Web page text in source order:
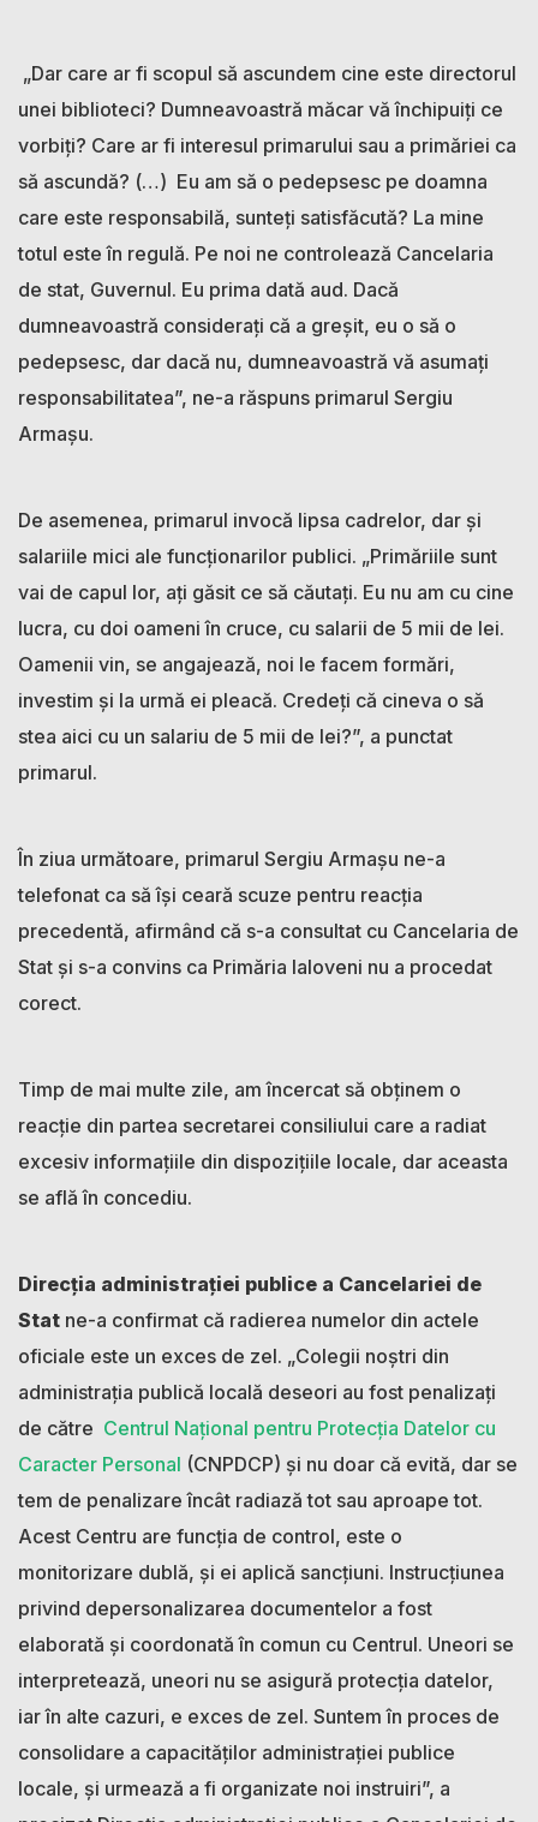
„Dar care ar fi scopul să ascundem cine este directorul
unei biblioteci? Dumneavoastră măcar vă închipuiți ce
vorbiți? Care ar fi interesul primarului sau a primăriei ca
să ascundă? (…) Eu am să o pedepsesc pe doamna
care este responsabilă, sunteți satisfăcută? La mine
totul este în regulă. Pe noi ne controlează Cancelaria
de stat, Guvernul. Eu prima dată aud. Dacă
dumneavoastră considerați că a greșit, eu o să o
pedepsesc, dar dacă nu, dumneavoastră vă asumați
responsabilitatea”, ne-a răspuns primarul Sergiu
Armașu.
De asemenea, primarul invocă lipsa cadrelor, dar și
salariile mici ale funcționarilor publici. „Primăriile sunt
vai de capul lor, ați găsit ce să căutați. Eu nu am cu cine
lucra, cu doi oameni în cruce, cu salarii de 5 mii de lei.
Oamenii vin, se angajează, noi le facem formări,
investim și la urmă ei pleacă. Credeți că cineva o să
stea aici cu un salariu de 5 mii de lei?”, a punctat
primarul.
În ziua următoare, primarul Sergiu Armașu ne-a
telefonat ca să își ceară scuze pentru reacția
precedentă, afirmând că s-a consultat cu Cancelaria de
Stat și s-a convins ca Primăria Ialoveni nu a procedat
corect.
Timp de mai multe zile, am încercat să obținem o
reacție din partea secretarei consiliului care a radiat
excesiv informațiile din dispozițiile locale, dar aceasta
se află în concediu.
Direcția administrației publice a Cancelariei de
Stat ne-a confirmat că radierea numelor din actele
oficiale este un exces de zel. „Colegii noștri din
administrația publică locală deseori au fost penalizați
de către Centrul Naţional pentru Protecţia Datelor cu
Caracter Personal (CNPDCP) și nu doar că evită, dar se
tem de penalizare încât radiază tot sau aproape tot.
Acest Centru are funcția de control, este o
monitorizare dublă, și ei aplică sancțiuni. Instrucțiunea
privind depersonalizarea documentelor a fost
elaborată și coordonată în comun cu Centrul. Uneori se
interpretează, uneori nu se asigură protecția datelor,
iar în alte cazuri, e exces de zel. Suntem în proces de
consolidare a capacităților administrației publice
locale, și urmează a fi organizate noi instruiri”, a